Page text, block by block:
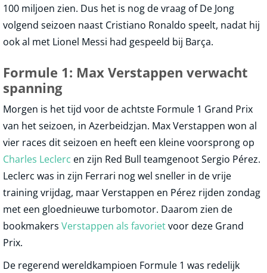
100 miljoen zien. Dus het is nog de vraag of De Jong
volgend seizoen naast Cristiano Ronaldo speelt, nadat hij
ook al met Lionel Messi had gespeeld bij Barça.
Formule 1: Max Verstappen verwacht
spanning
Morgen is het tijd voor de achtste Formule 1 Grand Prix
van het seizoen, in Azerbeidzjan. Max Verstappen won al
vier races dit seizoen en heeft een kleine voorsprong op
Charles Leclerc en zijn Red Bull teamgenoot Sergio Pérez.
Leclerc was in zijn Ferrari nog wel sneller in de vrije
training vrijdag, maar Verstappen en Pérez rijden zondag
met een gloednieuwe turbomotor. Daarom zien de
bookmakers Verstappen als favorietvoor deze Grand
Prix.
De regerend wereldkampioen Formule 1 was redelijk